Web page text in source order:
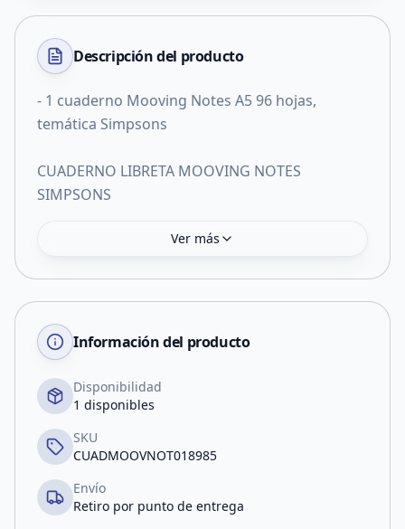
Descripción del producto
- 1 cuaderno Mooving Notes A5 96 hojas,
temática Simpsons
CUADERNO LIBRETA MOOVING NOTES
SIMPSONS
Ver más
Información del producto
Disponibilidad
1 disponibles
SKU
CUADMOOVNOT018985
Envío
Retiro por punto de entrega